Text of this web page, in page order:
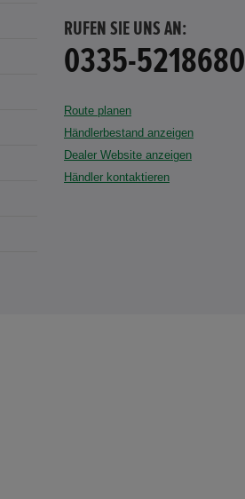
RUFEN SIE UNS AN:
0335-5218680
Route planen
Händlerbestand anzeigen
Dealer Website anzeigen
Händler kontaktieren